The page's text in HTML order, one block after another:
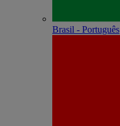
Brasil - Português